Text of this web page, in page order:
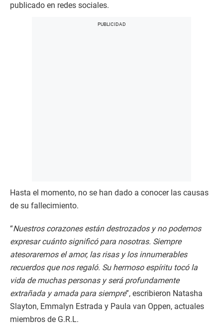
publicado en redes sociales.
Hasta el momento, no se han dado a conocer las causas
de su fallecimiento.
“Nuestros corazones están destrozados y no podemos
expresar cuánto significó para nosotras. Siempre
atesoraremos el amor, las risas y los innumerables
recuerdos que nos regaló. Su hermoso espíritu tocó la
vida de muchas personas y será profundamente
extrañada y amada para siempre”, escribieron Natasha
Slayton, Emmalyn Estrada y Paula van Oppen, actuales
miembros de G.R.L.